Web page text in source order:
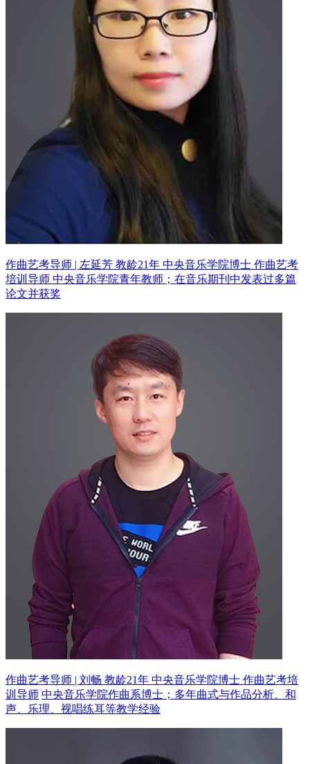
作曲艺考导师 | 左延芳 教龄21年 中央音乐学院博士 作曲艺考
培训导师 中央音乐学院青年教师；在音乐期刊中发表过多篇
论文并获奖
作曲艺考导师 | 刘畅 教龄21年 中央音乐学院博士 作曲艺考培
训导师 中央音乐学院作曲系博士；多年曲式与作品分析、和
声、乐理、视唱练耳等教学经验